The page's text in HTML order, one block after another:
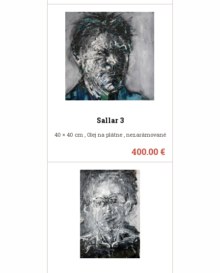
Sallar 3
40 × 40 cm , Olej na plátne , nezarámované
400.00 €